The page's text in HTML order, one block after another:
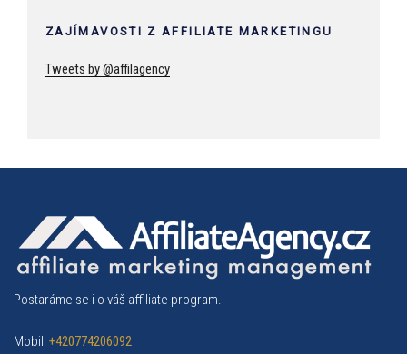
ZAJÍMAVOSTI Z AFFILIATE MARKETINGU
Tweets by @affilagency
Postaráme se i o váš affiliate program.
Mobil: +420774206092